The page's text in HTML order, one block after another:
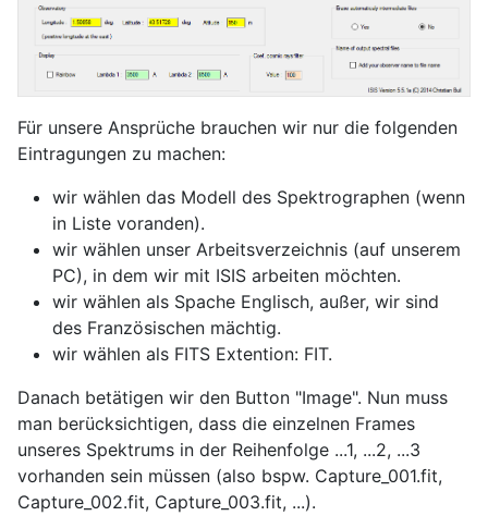
Für unsere Ansprüche brauchen wir nur die folgenden
Eintragungen zu machen:
wir wählen das Modell des Spektrographen (wenn
in Liste voranden).
wir wählen unser Arbeitsverzeichnis (auf unserem
PC), in dem wir mit ISIS arbeiten möchten.
wir wählen als Spache Englisch, außer, wir sind
des Französischen mächtig.
wir wählen als FITS Extention: FIT.
Danach betätigen wir den Button "Image". Nun muss
man berücksichtigen, dass die einzelnen Frames
unseres Spektrums in der Reihenfolge ...1, ...2, ...3
vorhanden sein müssen (also bspw. Capture_001.fit,
Capture_002.fit, Capture_003.fit, ...).